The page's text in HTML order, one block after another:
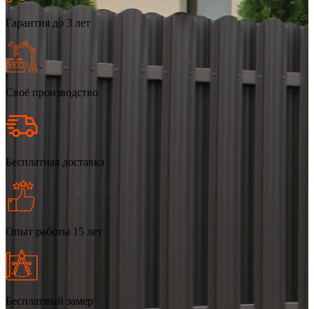
Гарантия до 3 лет
Своё производство
Бесплатная доставка
Опыт работы 15 лет
Бесплатный замер